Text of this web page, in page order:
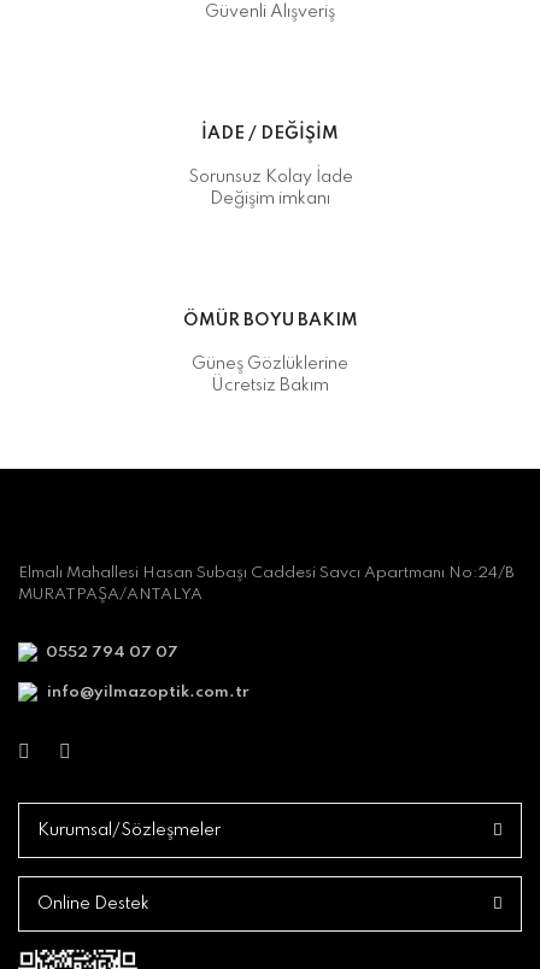
Güvenli Alışveriş
İADE / DEĞİŞİM
Sorunsuz Kolay İade
Değişim imkanı
ÖMÜR BOYU BAKIM
Güneş Gözlüklerine
Ücretsiz Bakım
Elmalı Mahallesi Hasan Subaşı Caddesi Savcı Apartmanı No:24/B
MURATPAŞA/ANTALYA
0552 794 07 07
info@yilmazoptik.com.tr
Kurumsal/Sözleşmeler
Online Destek